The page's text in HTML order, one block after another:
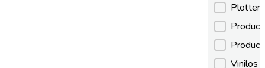
Vinilos